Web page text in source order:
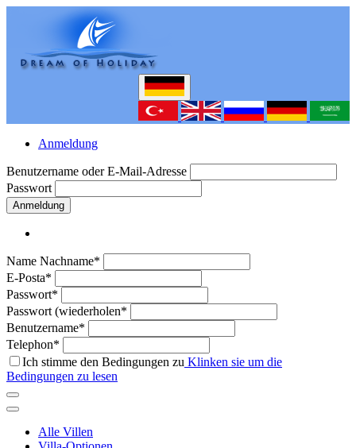
Anmeldung
Benutzername oder E-Mail-Adresse
Passwort
Anmeldung
Name Nachname*
E-Posta*
Passwort*
Passwort (wiederholen*
Benutzername*
Telephon*
Ich stimme den Bedingungen zu Klinken sie um die
Bedingungen zu lesen
Alle Villen